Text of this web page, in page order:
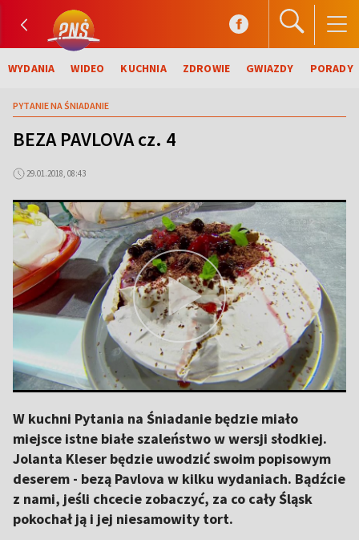
WYDANIA WIDEO KUCHNIA ZDROWIE GWIAZDY PORADY
PYTANIE NA ŚNIADANIE
BEZA PAVLOVA cz. 4
29.01.2018, 08:43
W kuchni Pytania na Śniadanie będzie miało
miejsce istne białe szaleństwo w wersji słodkiej.
Jolanta Kleser będzie uwodzić swoim popisowym
deserem - bezą Pavlova w kilku wydaniach. Bądźcie
z nami, jeśli chcecie zobaczyć, za co cały Śląsk
pokochał ją i jej niesamowity tort.